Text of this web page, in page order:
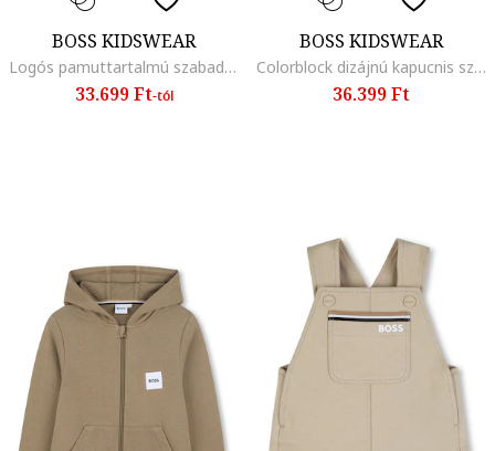
BOSS KIDSWEAR
Logós pamuttartalmú szabadidőruha, Fekete/Púderkék
33.699 Ft-tól
BOSS KIDSWEAR
Colorblock dizájnú kapucnis szabaidőruha, Fekete/Bézs
36.399 Ft